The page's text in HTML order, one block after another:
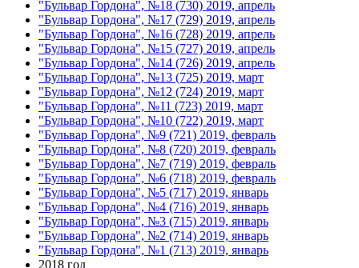
"Бульвар Гордона", №18 (730) 2019, апрель
"Бульвар Гордона", №17 (729) 2019, апрель
"Бульвар Гордона", №16 (728) 2019, апрель
"Бульвар Гордона", №15 (727) 2019, апрель
"Бульвар Гордона", №14 (726) 2019, апрель
"Бульвар Гордона", №13 (725) 2019, март
"Бульвар Гордона", №12 (724) 2019, март
"Бульвар Гордона", №11 (723) 2019, март
"Бульвар Гордона", №10 (722) 2019, март
"Бульвар Гордона", №9 (721) 2019, февраль
"Бульвар Гордона", №8 (720) 2019, февраль
"Бульвар Гордона", №7 (719) 2019, февраль
"Бульвар Гордона", №6 (718) 2019, февраль
"Бульвар Гордона", №5 (717) 2019, январь
"Бульвар Гордона", №4 (716) 2019, январь
"Бульвар Гордона", №3 (715) 2019, январь
"Бульвар Гордона", №2 (714) 2019, январь
"Бульвар Гордона", №1 (713) 2019, январь
2018 год